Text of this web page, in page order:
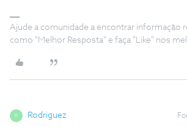
Ajude a comunidade a encontrar informação
como "Melhor Resposta" e faça "Like" nos
R Rodriguez